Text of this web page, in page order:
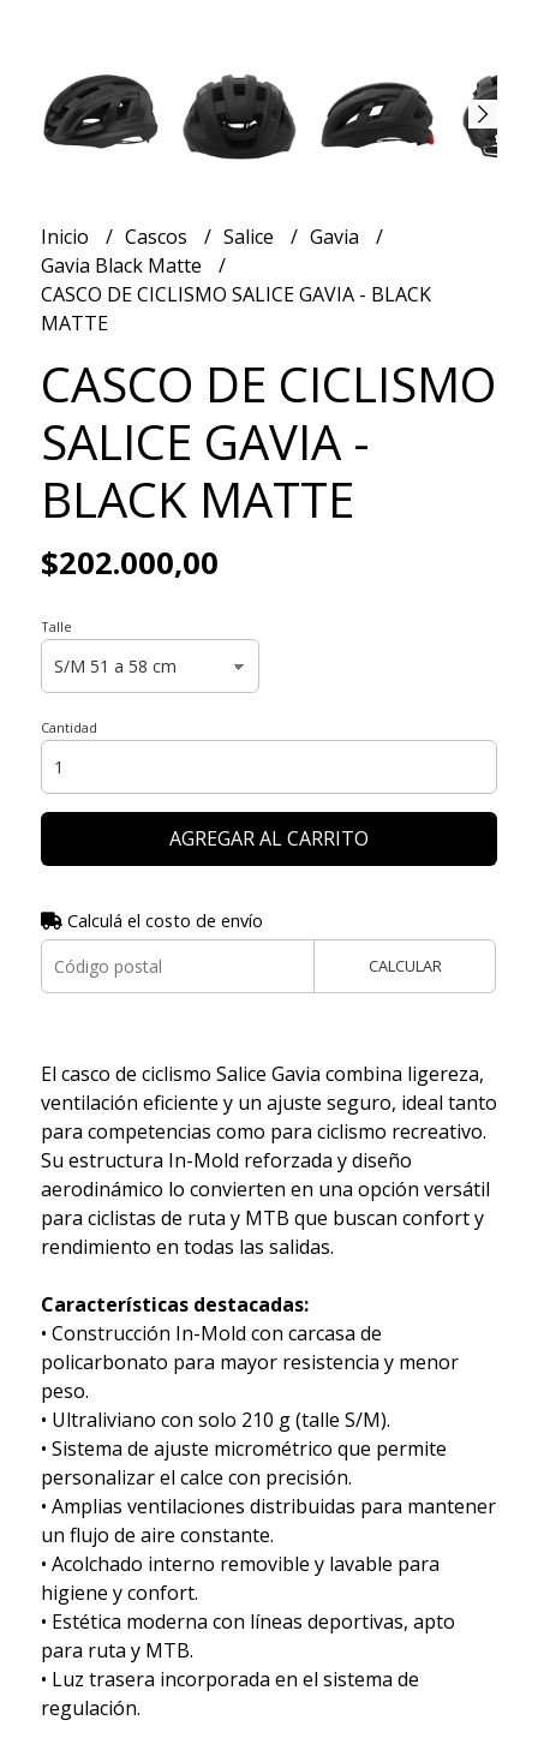
Inicio Cascos Salice
Gavia
Gavia Black Matte
CASCO DE CICLISMO SALICE GAVIA - BLACK
MATTE
CASCO DE CICLISMO
SALICE GAVIA -
BLACK MATTE
$202.000,00
Talle
Cantidad
AGREGAR AL CARRITO
Calculá el costo de envío
CALCULAR
El casco de ciclismo Salice Gavia combina ligereza,
ventilación eficiente y un ajuste seguro, ideal tanto
para competencias como para ciclismo recreativo.
Su estructura In-Mold reforzada y diseño
aerodinámico lo convierten en una opción versátil
para ciclistas de ruta y MTB que buscan confort y
rendimiento en todas las salidas.
Características destacadas:
• Construcción In-Mold con carcasa de
policarbonato para mayor resistencia y menor
peso.
• Ultraliviano con solo 210 g (talle S/M).
• Sistema de ajuste micrométrico que permite
personalizar el calce con precisión.
• Amplias ventilaciones distribuidas para mantener
un flujo de aire constante.
• Acolchado interno removible y lavable para
higiene y confort.
• Estética moderna con líneas deportivas, apto
para ruta y MTB.
• Luz trasera incorporada en el sistema de
regulación.